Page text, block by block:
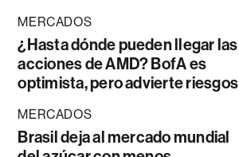
MERCADOS
¿Hasta dónde pueden llegar las
acciones de AMD? BofA es
optimista, pero advierte riesgos
MERCADOS
Brasil deja al mercado mundial